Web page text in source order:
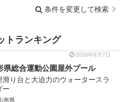
条件を変更して検索
トランキング
2026年8月7日
県総合運動公園屋外プール
滑り台と大迫力のウォータースラ
ー
形県